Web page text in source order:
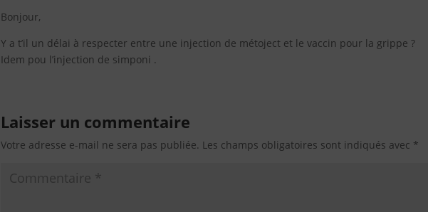
Bonjour,
Y a t’il un délai à respecter entre une injection de métoject et le vaccin pour la grippe ?
Idem pou l’injection de simponi .
Laisser un commentaire
Votre adresse e-mail ne sera pas publiée. Les champs obligatoires sont indiqués avec *